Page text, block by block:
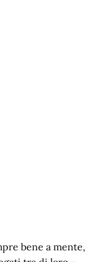
bene a mente,